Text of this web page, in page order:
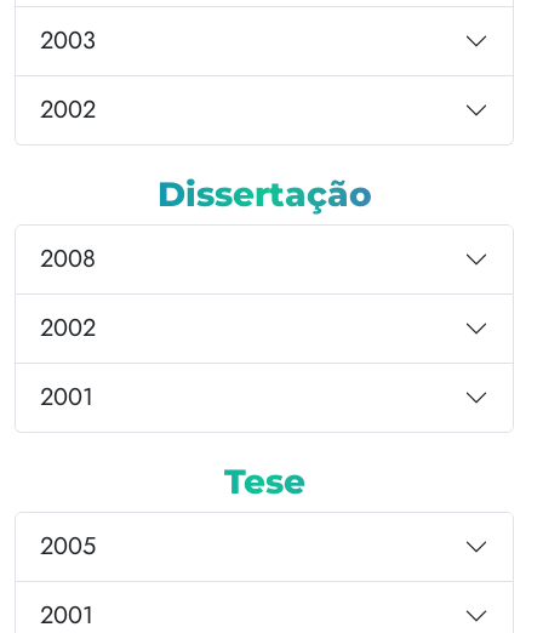
2003
2002
Dissertação
2008
2002
2001
Tese
2005
2001